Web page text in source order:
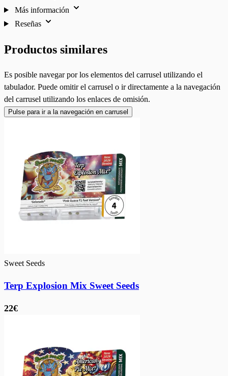
Más información
Reseñas
Productos similares
Es posible navegar por los elementos del carrusel utilizando el
tabulador. Puede omitir el carrusel o ir directamente a la navegación
del carrusel utilizando los enlaces de omisión.
Pulse para ir a la navegación en carrusel
Sweet Seeds
Terp Explosion Mix Sweet Seeds
22€